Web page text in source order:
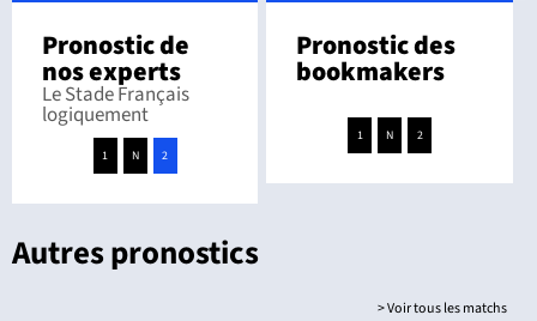
Pronostic de
nos experts
Le Stade Français
logiquement
1 N 2
Pronostic des
bookmakers
1 N 2
Autres pronostics
> Voir tous les matchs